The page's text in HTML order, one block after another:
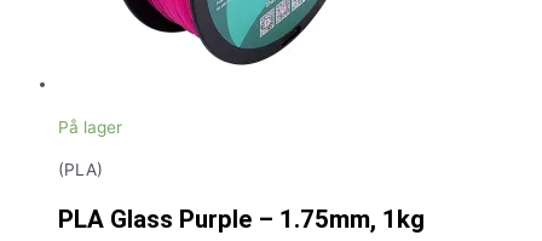
På lager
(PLA)
PLA Glass Purple – 1.75mm, 1kg